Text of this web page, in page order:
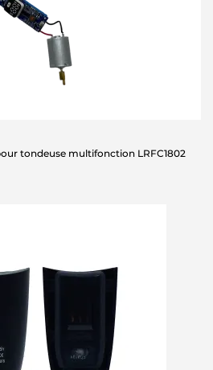
tondeuse multifonction LRFC1802